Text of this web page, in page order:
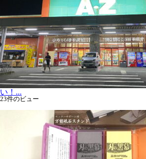
い！...
23件のビュー